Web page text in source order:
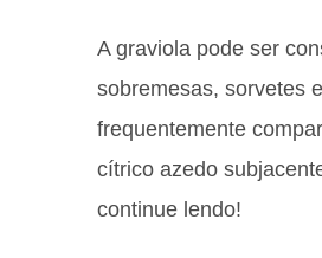
A graviola pode ser
sobremesas, sorvetes
frequentemente
cítrico azedo
continue lendo!